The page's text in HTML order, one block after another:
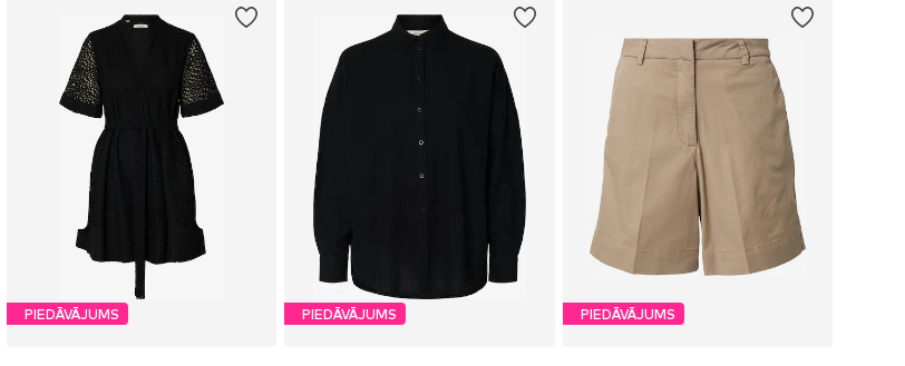
PIEDĀVĀJUMS PIEDĀVĀJUMS PIEDĀVĀJUMS